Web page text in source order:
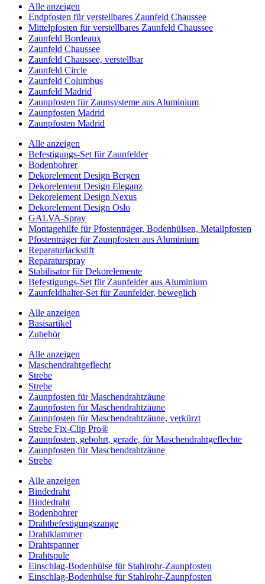
Alle anzeigen
Endpfosten für verstellbares Zaunfeld Chaussee
Mittelpfosten für verstellbares Zaunfeld Chaussee
Zaunfeld Bordeaux
Zaunfeld Chaussee
Zaunfeld Chaussee, verstellbar
Zaunfeld Circle
Zaunfeld Columbus
Zaunfeld Madrid
Zaunpfosten für Zaunsysteme aus Aluminium
Zaunpfosten Madrid
Zaunpfosten Madrid
Alle anzeigen
Befestigungs-Set für Zaunfelder
Bodenbohrer
Dekorelement Design Bergen
Dekorelement Design Eleganz
Dekorelement Design Nexus
Dekorelement Design Oslo
GALVA-Spray
Montagehilfe für Pfostenträger, Bodenhülsen, Metallpfosten
Pfostenträger für Zaunpfosten aus Aluminium
Reparaturlackstift
Reparaturspray
Stabilisator für Dekorelemente
Befestigungs-Set für Zaunfelder aus Aluminium
Zaunfeldhalter-Set für Zaunfelder, beweglich
Alle anzeigen
Basisartikel
Zubehör
Alle anzeigen
Maschendrahtgeflecht
Strebe
Strebe
Zaunpfosten für Maschendrahtzäune
Zaunpfosten für Maschendrahtzäune
Zaunpfosten für Maschendrahtzäune, verkürzt
Strebe Fix-Clip Pro®
Zaunpfosten, gebohrt, gerade, für Maschendrahtgeflechte
Zaunpfosten für Maschendrahtzäune
Strebe
Alle anzeigen
Bindedraht
Bindedraht
Bodenbohrer
Drahtbefestigungszange
Drahtklammer
Drahtspanner
Drahtspule
Einschlag-Bodenhülse für Stahlrohr-Zaunpfosten
Einschlag-Bodenhülse für Stahlrohr-Zaunpfosten